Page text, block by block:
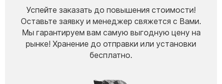
Скульптуры в полный рост
Скульптуры "Ангел" литиевые
Барельефы
Успейте заказать до повышения стоимости!
Оставьте заявку и менеджер свяжется с Вами.
Мы гарантируем вам самую выгодную цену на
рынке! Хранение до отправки или установки
бесплатно.